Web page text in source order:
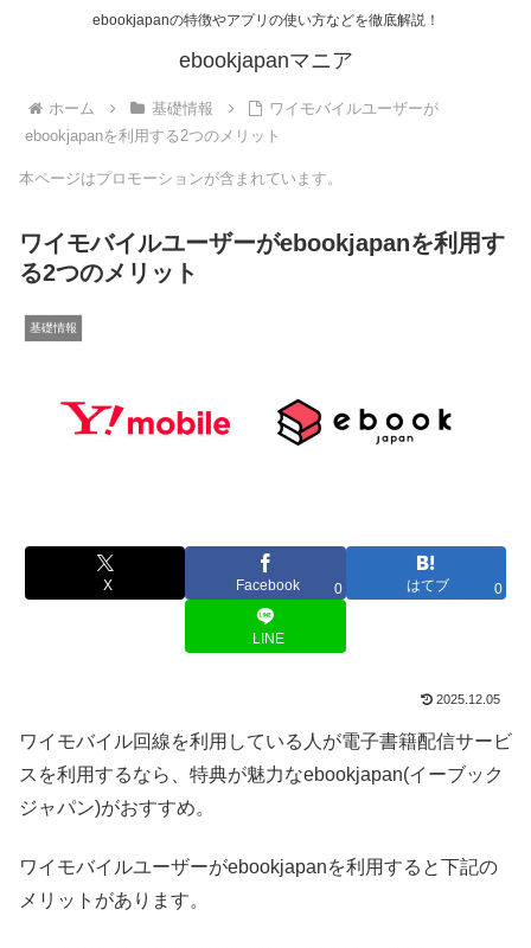
ebookjapanの特徴やアプリの使い方などを徹底解説！
ebookjapanマニア
ホーム 基礎情報
ワイモバイルユーザーが
ebookjapanを利用する2つのメリット
本ページはプロモーションが含まれています。
ワイモバイルユーザーがebookjapanを利用す
る2つのメリット
基礎情報
X Facebook 0 はてブ 0
LINE
2025.12.05
ワイモバイル回線を利用している人が電子書籍配信サービ
スを利用するなら、特典が魅力なebookjapan(イーブック
ジャパン)がおすすめ。
ワイモバイルユーザーがebookjapanを利用すると下記の
メリットがあります。